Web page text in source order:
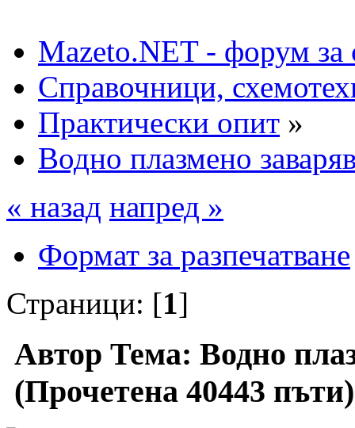
Mazeto.NET - форум за
Справочници,
Практически опит »
Водно плазмено
« назад напред »
Формат за разпечатване
Страници: [1]
Автор Тема: Водно
(Прочетена 40443 пъти)